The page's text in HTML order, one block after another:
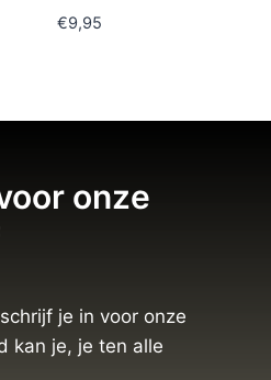
€9,95
onze
je in voor onze
kan je, je ten alle